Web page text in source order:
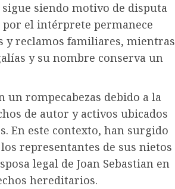
siendo motivo de disputa
el intérprete permanece
y reclamos familiares, mientras
y su nombre conserva un
un rompecabezas debido a la
de autor y activos ubicados
En este contexto, han surgido
representantes de sus nietos
legal de Joan Sebastian en
hereditarios.